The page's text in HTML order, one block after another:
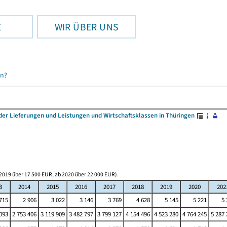
WIR ÜBER UNS
Lieferungen und Leistungen und Wirtschaftsklassen in Thüringen
über 17 500 EUR, ab 2020 über 22 000 EUR).
2014 2015 2016 2017 2018 2019 2020
2 906 3 022 3 146 3 769 4 628 5 145 5 221
5
2 753 406 3 119 909 3 482 797 3 799 127 4 154 496 4 523 280 4 764 245 5 287